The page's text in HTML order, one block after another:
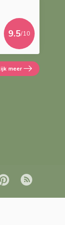
9.5/10
meer